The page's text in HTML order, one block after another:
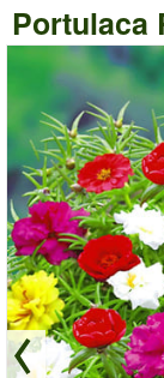
Portulaca